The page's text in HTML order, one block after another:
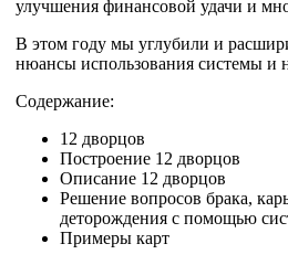
улучшения финансовой удачи и
В этом году мы углубили и
нюансы использования системы и
Содержание:
12 дворцов
Построение 12 дворцов
Описание 12 дворцов
Решение вопросов брака,
деторождения с помощью
Примеры карт